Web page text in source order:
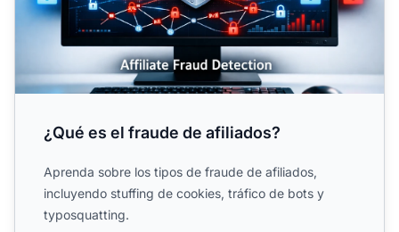
¿Qué es el fraude de afiliados?
Aprenda sobre los tipos de fraude de afiliados,
incluyendo stuffing de cookies, tráfico de bots y
typosquatting.